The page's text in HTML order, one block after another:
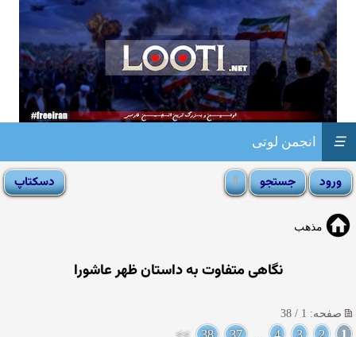
انجمن لوتی ☰
مذهب
نگاهی متفاوت به داستان ظهر عاشورا
صفحه: 1 / 38
1
2
3
4
...
37
38
>>